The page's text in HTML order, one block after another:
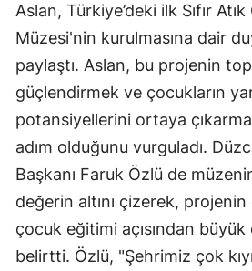
Aslan, Türkiye’deki ilk Sıfır
Müzesi'nin kurulmasına dair
paylaştı. Aslan, bu projenin
güçlendirmek ve çocukların
potansiyellerini ortaya
adım olduğunu vurguladı.
Başkanı Faruk Özlü de
değerin altını çizerek,
çocuk eğitimi açısından büyük
belirtti. Özlü, "Şehrimiz çok